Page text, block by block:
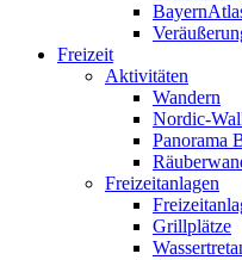
Freizeit
Aktivitäten
Wandern
Nordic-
Panorama
Freizeitanlagen
Grillplätze